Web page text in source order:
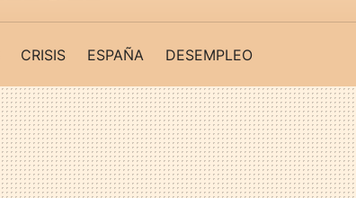
CRISIS ESPAÑA DESEMPLEO